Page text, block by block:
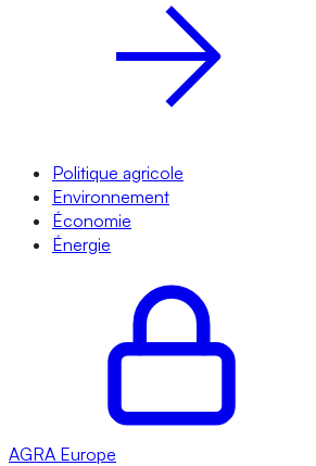
Politique agricole
Environnement
Économie
Énergie
AGRA Europe